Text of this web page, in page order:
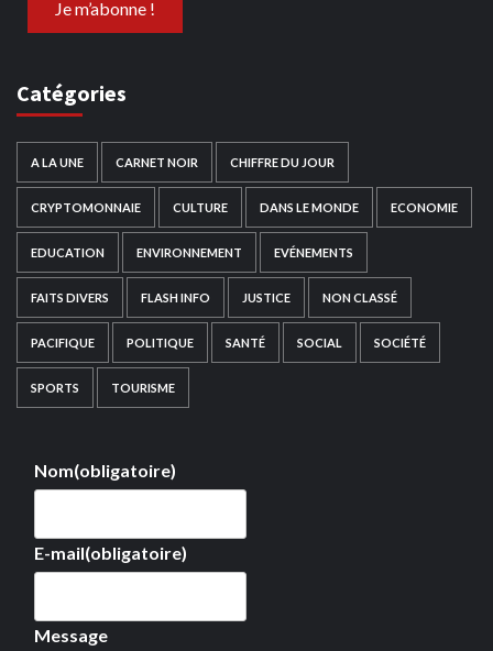
Catégories
A LA UNE CARNET NOIR CHIFFRE DU JOUR
CRYPTOMONNAIE CULTURE DANS LE MONDE ECONOMIE
EDUCATION ENVIRONNEMENT EVÉNEMENTS
FAITS DIVERS FLASH INFO JUSTICE NON CLASSÉ
PACIFIQUE POLITIQUE SANTÉ SOCIAL SOCIÉTÉ
SPORTS TOURISME
Nom(obligatoire)
E-mail(obligatoire)
Message